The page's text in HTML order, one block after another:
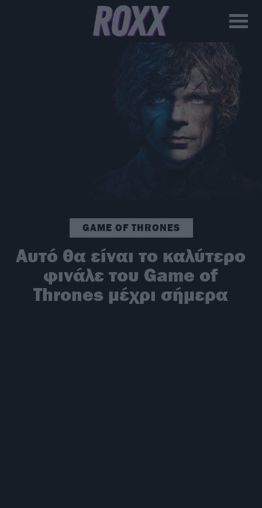
GAME OF THRONES
Αυτό θα είναι το καλύτερο
φινάλε του Game of
Thrones μέχρι σήμερα